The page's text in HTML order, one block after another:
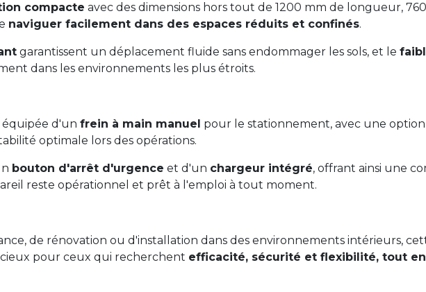
compacte avec des dimensions hors tout de 1200 mm de longueur,
naviguer facilement dans des espaces réduits et confinés.
garantissent un déplacement fluide sans endommager les sols, et le
dans les environnements les plus étroits.
équipée d'un frein à main manuel pour le stationnement, avec une
optimale lors des opérations.
bouton d'arrêt d'urgence et d'un chargeur intégré, offrant ainsi une
reste opérationnel et prêt à l'emploi à tout moment.
de rénovation ou d'installation dans des environnements intérieurs,
pour ceux qui recherchent efficacité, sécurité et flexibilité, tout